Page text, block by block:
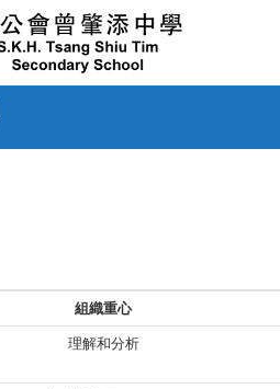
組織重心
理解和分析